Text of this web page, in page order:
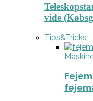
vide
Tips&Tricks